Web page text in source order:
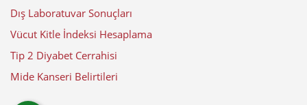
Dış Laboratuvar Sonuçları
Vücut Kitle İndeksi Hesaplama
Tip 2 Diyabet Cerrahisi
Mide Kanseri Belirtileri